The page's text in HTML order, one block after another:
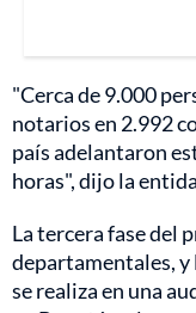
"Cerca de 9.000
notarios en 2.992
país adelantaron
horas", dijo la
La tercera fase del
departamentales,
se realiza en una